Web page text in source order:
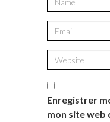
Enregistrer
mon site web